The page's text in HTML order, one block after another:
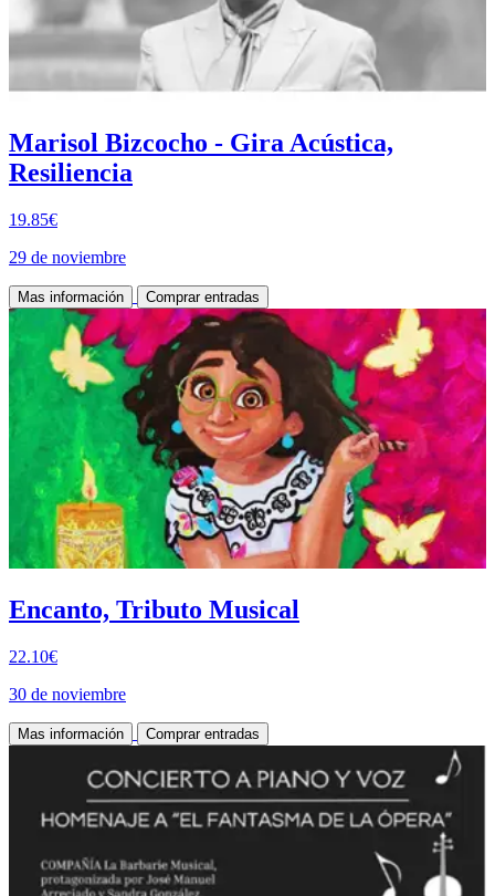
Marisol Bizcocho - Gira Acústica,
Resiliencia
19.85€
29 de noviembre
Mas información Comprar entradas
Encanto, Tributo Musical
22.10€
30 de noviembre
Mas información Comprar entradas